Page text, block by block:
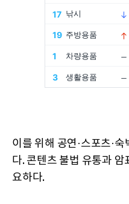
이를 위해 공연·스포츠·
다. 콘텐츠 불법 유통과
요하다.